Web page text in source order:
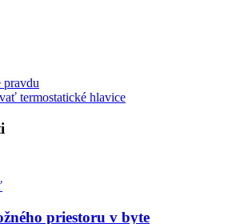
termostatické hlavice
priestoru v byte